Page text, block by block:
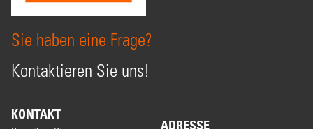
Sie haben eine Frage?
Kontaktieren Sie uns!
KONTAKT
ADRESSE